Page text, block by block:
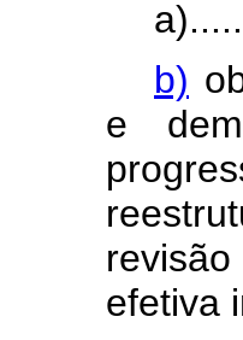
b)
e
efetiva